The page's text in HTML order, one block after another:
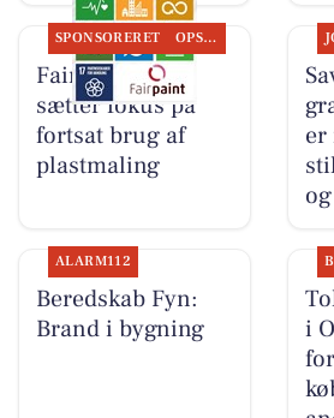
SPONSORERET OPSLAGSTAVLEN
Fairpaint ApS
sætter fokus på
fortsat brug af
plastmaling
er
ALARM112
Beredskab Fyn:
Brand i bygning
i